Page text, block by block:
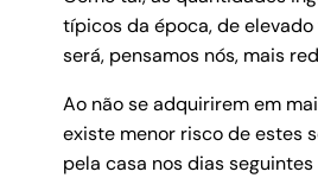
típicos da época, de
será, pensamos nós, mais
Ao não se adquirirem em
existe menor risco de estes
pela casa nos dias